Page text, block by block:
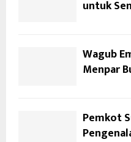
untuk
Wagub
Menpar
Pemkot